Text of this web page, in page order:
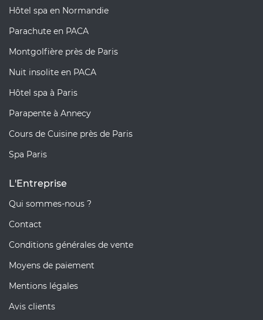
Hôtel spa en Normandie
Parachute en PACA
Montgolfière près de Paris
Nuit insolite en PACA
Hôtel spa à Paris
Parapente à Annecy
Cours de Cuisine près de Paris
Spa Paris
L'Entreprise
Qui sommes-nous ?
Contact
Conditions générales de vente
Moyens de paiement
Mentions légales
Avis clients